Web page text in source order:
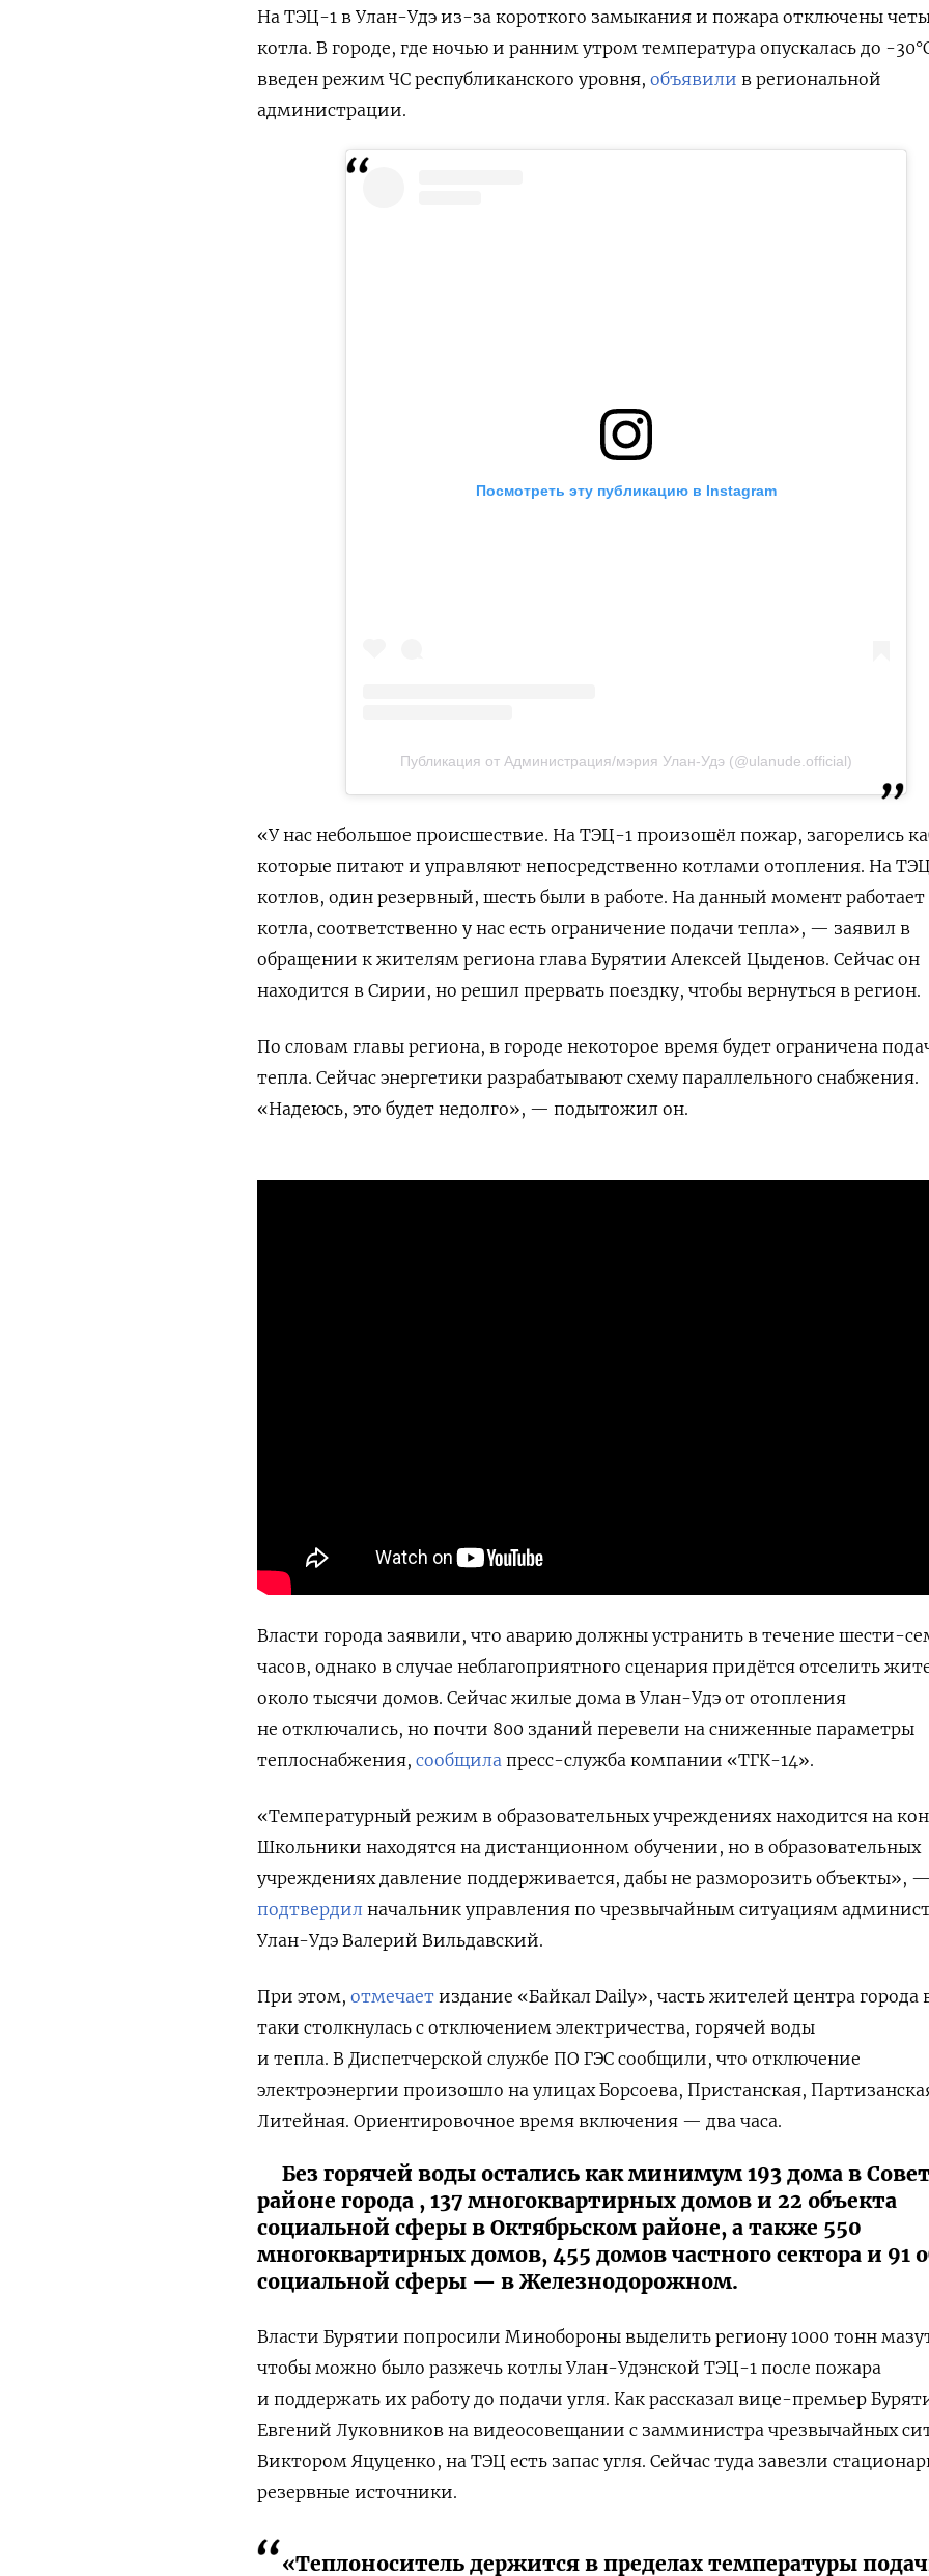
На ТЭЦ-1 в Улан-Удэ из-за короткого замыкания и пожара отключены
котла. В городе, где ночью и ранним утром температура опускалась до -30
введен режим ЧС республиканского уровня, объявили в региональной
администрации.
Посмотреть эту публикацию в Instagram
Публикация от Администрация/мэрия Улан-Удэ (@ulanude.official)
«У нас небольшое происшествие. На ТЭЦ-1 произошёл пожар, загорелись
которые питают и управляют непосредственно котлами отопления. На
котлов, один резервный, шесть были в работе. На данный момент работает
котла, соответственно у нас есть ограничение подачи тепла», — заявил в
обращении к жителям региона глава Бурятии Алексей Цыденов. Сейчас он
находится в Сирии, но решил прервать поездку, чтобы вернуться в регион.
По словам главы региона, в городе некоторое время будет ограничена
тепла. Сейчас энергетики разрабатывают схему параллельного снабжения.
«Надеюсь, это будет недолго», — подытожил он.
Власти города заявили, что аварию должны устранить в течение шести-
часов, однако в случае неблагоприятного сценария придётся отселить
около тысячи домов. Сейчас жилые дома в Улан-Удэ от отопления
не отключались, но почти 800 зданий перевели на сниженные параметры
теплоснабжения, сообщила пресс-служба компании «ТГК-14».
«Температурный режим в образовательных учреждениях находится на
Школьники находятся на дистанционном обучении, но в образовательных
учреждениях давление поддерживается, дабы не разморозить объекты»,
подтвердил начальник управления по чрезвычайным ситуациям
Улан-Удэ Валерий Вильдавский.
При этом, отмечает издание «Байкал Daily», часть жителей центра города
таки столкнулась с отключением электричества, горячей воды
и тепла. В Диспетчерской службе ПО ГЭС сообщили, что отключение
электроэнергии произошло на улицах Борсоева, Пристанская,
Литейная. Ориентировочное время включения — два часа.
Без горячей воды остались как минимум 193 дома в
районе города , 137 многоквартирных домов и 22 объекта
социальной сферы в Октябрьском районе, а также 550
многоквартирных домов, 455 домов частного сектора и 91
социальной сферы — в Железнодорожном.
Власти Бурятии попросили Минобороны выделить региону 1000 тонн
чтобы можно было разжечь котлы Улан-Удэнской ТЭЦ-1 после пожара
и поддержать их работу до подачи угля. Как рассказал вице-премьер
Евгений Луковников на видеосовещании с замминистра чрезвычайных
Виктором Яцуценко, на ТЭЦ есть запас угля. Сейчас туда завезли
резервные источники.
«Теплоноситель держится в пределах температуры